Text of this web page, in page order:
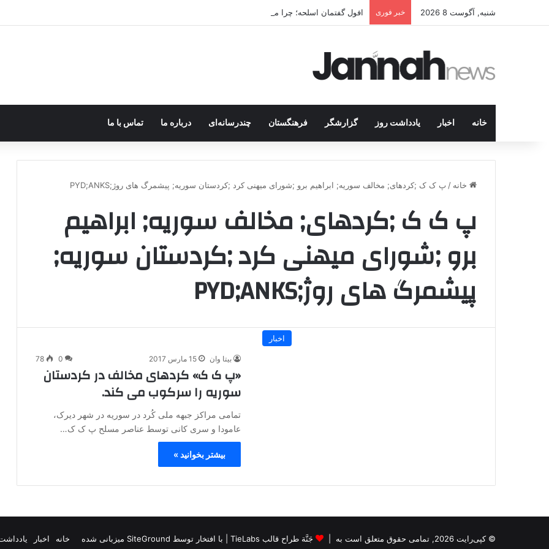
شنبه, آگوست 8 2026 خبر فوری افول گفتمان اسلحه؛ چرا مبارزه مسلحانه در میان کردها اعتبار گذشته را ندارد؟
خانه اخبار یادداشت روز گزارشگر فرهنگستان چندرسانه‌ای درباره ما تماس با ما
خانه / پ ک ک ;کردهای; مخالف سوریه; ابراهیم برو ;شورای میهنی کرد ;کردستان سوریه; پیشمرگ های روژ;PYD;ANKS
پ ک ک ;کردهای; مخالف سوریه; ابراهیم
برو ;شورای میهنی کرد ;کردستان سوریه;
پیشمرگ های روژ;PYD;ANKS
اخبار
بیتا وان 15 مارس 2017 0
78
«پ ک ک» کردهای مخالف در کردستان
سوریه را سرکوب می کند.
تمامی مراکز جبهه ملی کُرد در سوریه در شهر دیرک،
عامودا و سری کانی توسط عناصر مسلح پ ک ک…
بیشتر بخوانید »
© کپی‌رایت 2026, تمامی حقوق متعلق است به | جَنَّة طراح قالب TieLabs | با افتخار توسط SiteGround میزبانی شده خانه اخبار